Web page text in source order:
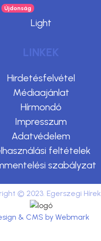
Light
LINKEK
Hirdetésfelvétel
Médiaajánlat
Hírmondó
Impresszum
Adatvédelem
feltételek
szabályzat
© 2023. Egerszegi Hírek
& CMS by Webmark